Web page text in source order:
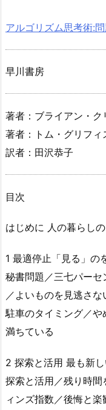
アルゴリズム思考術:
早川書房
著者：ブライアン・ク
著者：トム・グリフィ
訳者：田沢恭子
目次
はじめに 人の暮らし
1 最適停止「見る」の
秘書問題／三七パー
／よいものを見逃さ
駐車のタイミング／
満ちている
2 探索と活用 最も新
探索と活用／残り時
ィンズ指数／後悔と